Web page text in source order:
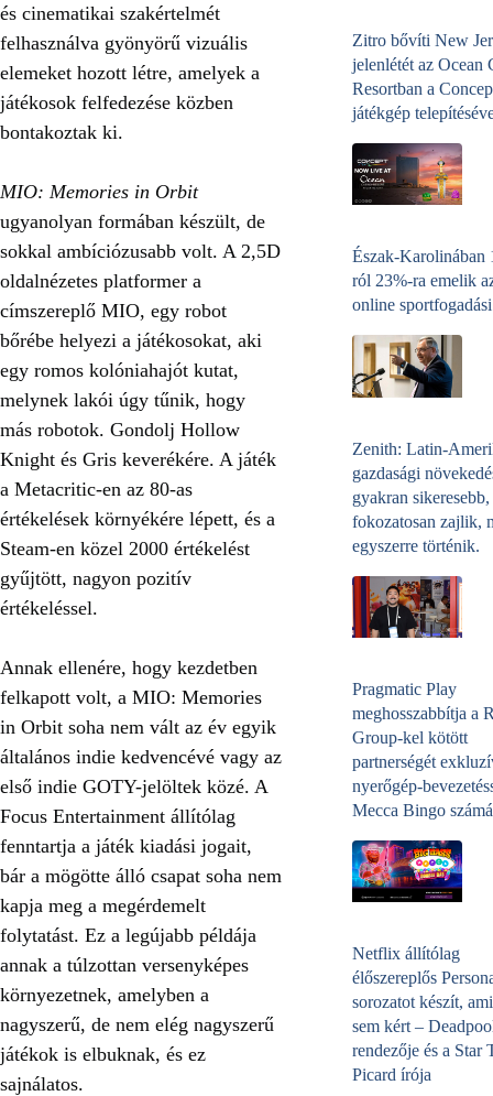
és cinematikai szakértelmét
felhasználva gyönyörű vizuális
elemeket hozott létre, amelyek a
játékosok felfedezése közben
bontakoztak ki.
MIO: Memories in Orbit
ugyanolyan formában készült, de
sokkal ambíciózusabb volt. A 2,5D
oldalnézetes platformer a
címszereplő MIO, egy robot
bőrébe helyezi a játékosokat, aki
egy romos kolóniahajót kutat,
melynek lakói úgy tűnik, hogy
más robotok. Gondolj Hollow
Knight és Gris keverékére. A játék
a Metacritic-en az 80-as
értékelések környékére lépett, és a
Steam-en közel 2000 értékelést
gyűjtött, nagyon pozitív
értékeléssel.
Annak ellenére, hogy kezdetben
felkapott volt, a MIO: Memories
in Orbit soha nem vált az év egyik
általános indie kedvencévé vagy az
első indie GOTY-jelöltek közé. A
Focus Entertainment állítólag
fenntartja a játék kiadási jogait,
bár a mögötte álló csapat soha nem
kapja meg a megérdemelt
folytatást. Ez a legújabb példája
annak a túlzottan versenyképes
környezetnek, amelyben a
nagyszerű, de nem elég nagyszerű
játékok is elbuknak, és ez
sajnálatos.
Zitro bővíti New
jelenlétét az Ocean
Resortban a
játékgép
Észak-Karolinában
ról 23%-ra emelik
online
Zenith: Latin-
gazdasági
gyakran sikeresebb,
fokozatosan zajlik,
egyszerre történik.
Pragmatic Play
meghosszabbítja a
Group-kel kötött
partnerségét
nyerőgép-
Mecca Bingo
Netflix állítólag
élőszereplős
sorozatot készít,
sem kért –
rendezője és a Star
Picard írója